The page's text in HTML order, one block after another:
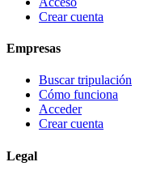
Crear cuenta
Empresas
Buscar tripulación
Cómo funciona
Acceder
Crear cuenta
Legal